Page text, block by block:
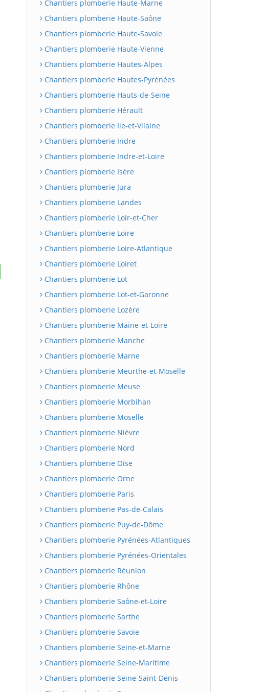
Chantiers plomberie Haute-Marne
Chantiers plomberie Haute-Saône
Chantiers plomberie Haute-Savoie
Chantiers plomberie Haute-Vienne
Chantiers plomberie Hautes-Alpes
Chantiers plomberie Hautes-Pyrénées
Chantiers plomberie Hauts-de-Seine
Chantiers plomberie Hérault
Chantiers plomberie Ile-et-Vilaine
Chantiers plomberie Indre
Chantiers plomberie Indre-et-Loire
Chantiers plomberie Isère
Chantiers plomberie Jura
Chantiers plomberie Landes
Chantiers plomberie Loir-et-Cher
Chantiers plomberie Loire
Chantiers plomberie Loire-Atlantique
Chantiers plomberie Loiret
Chantiers plomberie Lot
Chantiers plomberie Lot-et-Garonne
Chantiers plomberie Lozère
Chantiers plomberie Maine-et-Loire
Chantiers plomberie Manche
Chantiers plomberie Marne
Chantiers plomberie Meurthe-et-Moselle
Chantiers plomberie Meuse
Chantiers plomberie Morbihan
Chantiers plomberie Moselle
Chantiers plomberie Nièvre
Chantiers plomberie Nord
Chantiers plomberie Oise
Chantiers plomberie Orne
Chantiers plomberie Paris
Chantiers plomberie Pas-de-Calais
Chantiers plomberie Puy-de-Dôme
Chantiers plomberie Pyrénées-Atlantiques
Chantiers plomberie Pyrénées-Orientales
Chantiers plomberie Réunion
Chantiers plomberie Rhône
Chantiers plomberie Saône-et-Loire
Chantiers plomberie Sarthe
Chantiers plomberie Savoie
Chantiers plomberie Seine-et-Marne
Chantiers plomberie Seine-Maritime
Chantiers plomberie Seine-Saint-Denis